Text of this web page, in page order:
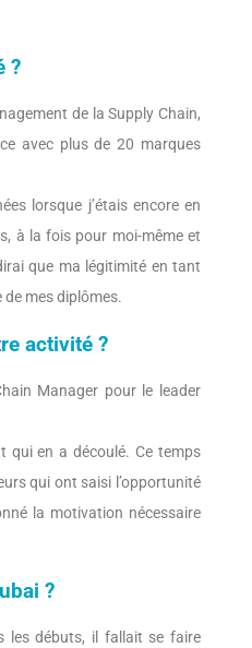
?
de la Supply Chain,
avec plus de 20 marques
lorsque j’étais encore en
à la fois pour moi-même et
que ma légitimité en tant
mes diplômes.
activité ?
Manager pour le leader
qui en a découlé. Ce temps
qui ont saisi l’opportunité
la motivation nécessaire
?
les débuts, il fallait se faire